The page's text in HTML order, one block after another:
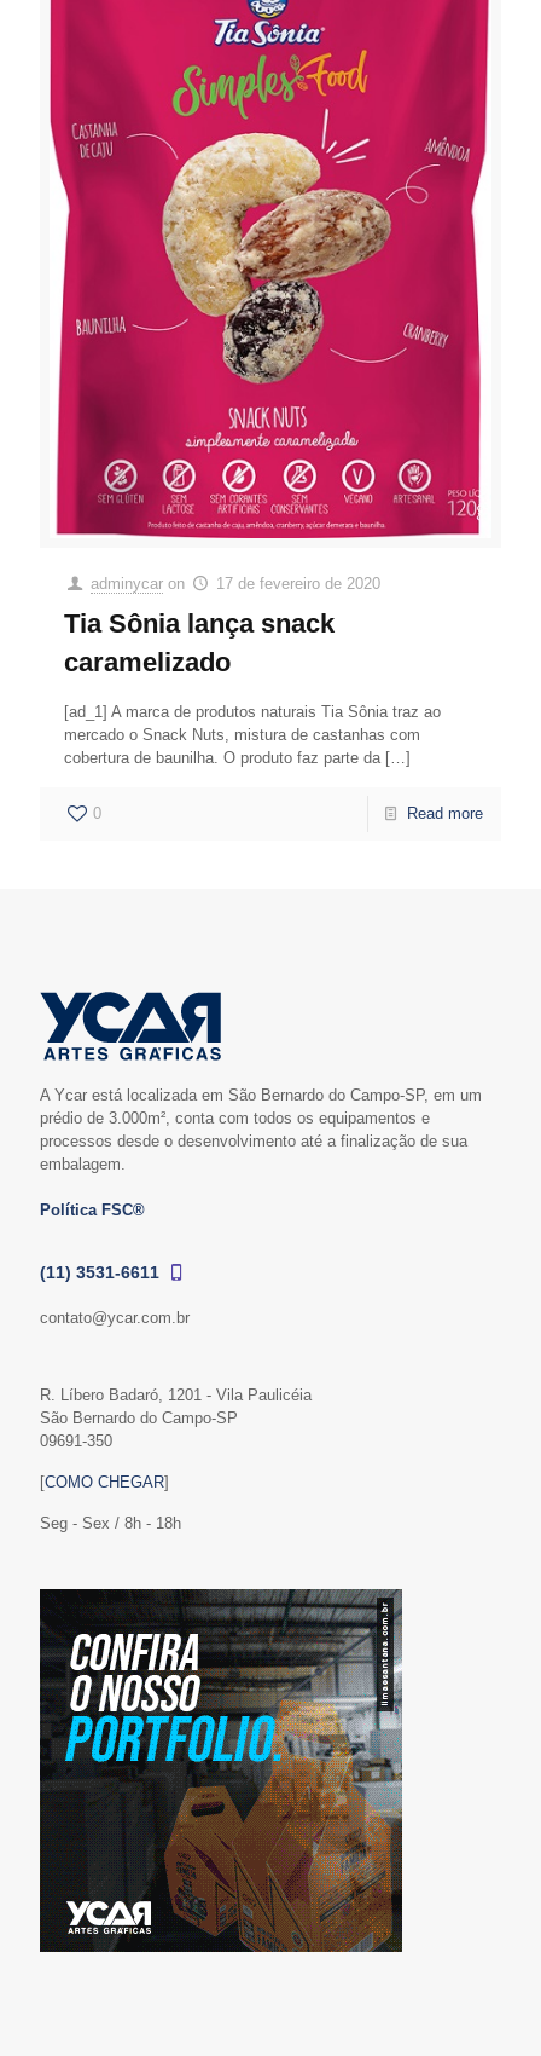
adminycar on 17 de fevereiro de 2020
Tia Sônia lança snack
caramelizado
[ad_1] A marca de produtos naturais Tia Sônia traz ao
mercado o Snack Nuts, mistura de castanhas com
cobertura de baunilha. O produto faz parte da[…]
0 Read more
A Ycar está localizada em São Bernardo do Campo-SP, em um
prédio de 3.000m², conta com todos os equipamentos e
processos desde o desenvolvimento até a finalização de sua
embalagem.
Política FSC®
(11) 3531-6611
contato@ycar.com.br
R. Líbero Badaró, 1201 - Vila Paulicéia
São Bernardo do Campo-SP
09691-350
[COMO CHEGAR]
Seg - Sex / 8h - 18h